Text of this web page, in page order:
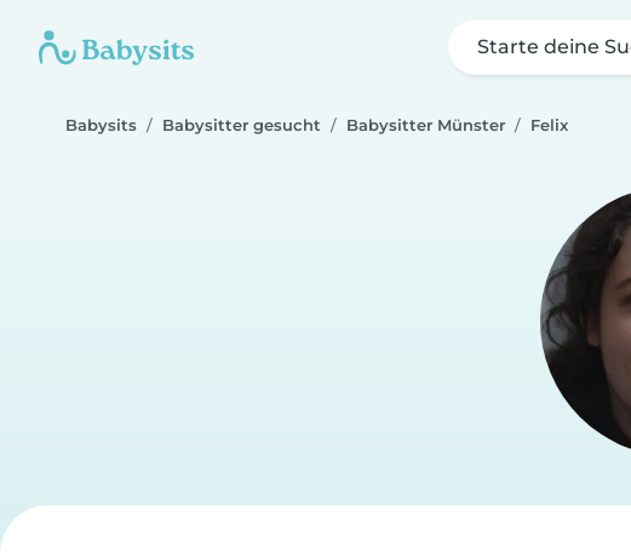
Starte deine
Babysits Babysitter gesucht Babysitter Münster Felix